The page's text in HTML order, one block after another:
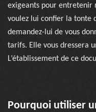
exigeants pour entretenir
voulez lui confier la tonte
demandez-lui de vous
tarifs. Elle vous dressera
L’établissement de ce
Pourquoi utiliser